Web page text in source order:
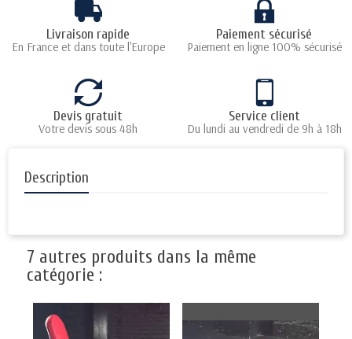
Livraison rapide
En France et dans toute l'Europe
Paiement sécurisé
Paiement en ligne 100% sécurisé
Devis gratuit
Votre devis sous 48h
Service client
Du lundi au vendredi de 9h à 18h
Description
7 autres produits dans la même
catégorie :